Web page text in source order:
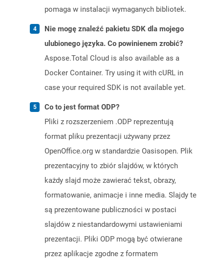
pomaga w instalacji wymaganych bibliotek.
Nie mogę znaleźć pakietu SDK dla mojego
ulubionego języka. Co powinienem zrobić?
Aspose.Total Cloud is also available as a
Docker Container. Try using it with cURL in
case your required SDK is not available yet.
Co to jest format ODP?
Pliki z rozszerzeniem .ODP reprezentują
format pliku prezentacji używany przez
OpenOffice.org w standardzie Oasisopen. Plik
prezentacyjny to zbiór slajdów, w których
każdy slajd może zawierać tekst, obrazy,
formatowanie, animacje i inne media. Slajdy te
są prezentowane publiczności w postaci
slajdów z niestandardowymi ustawieniami
prezentacji. Pliki ODP mogą być otwierane
przez aplikacje zgodne z formatem